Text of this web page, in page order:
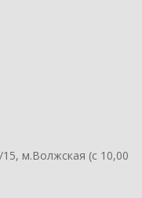
м.Волжская (с 10,00